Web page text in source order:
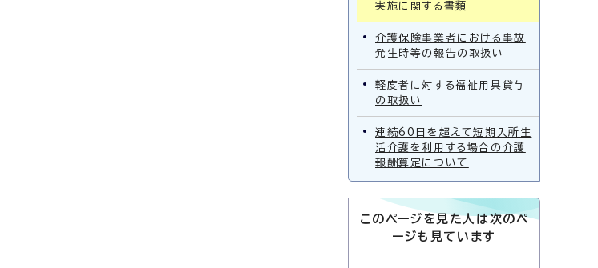
実施に関する書類
介護保険事業者における事故
発生時等の報告の取扱い
軽度者に対する福祉用具貸与
の取扱い
連続60日を超えて短期入所生
活介護を利用する場合の介護
報酬算定について
このページを見た人は次のペ
ージも見ています